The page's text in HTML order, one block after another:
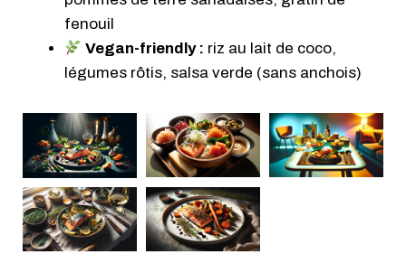
fenouil
Vegan-friendly : riz au lait de coco,
légumes rôtis, salsa verde (sans anchois)